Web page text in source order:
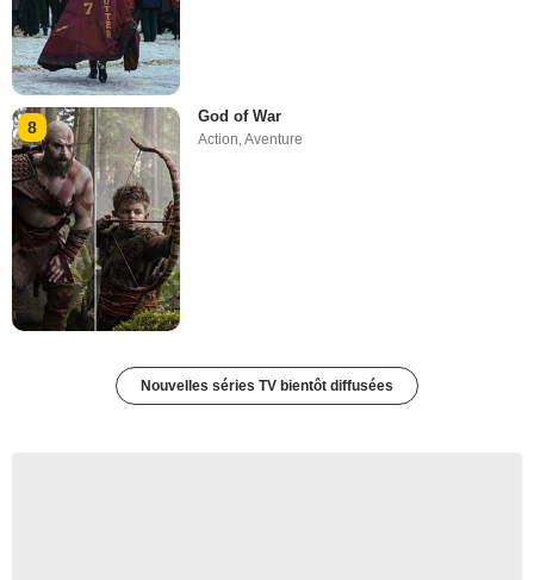
8
God of War
Action,Aventure
Nouvelles séries TV bientôt diffusées